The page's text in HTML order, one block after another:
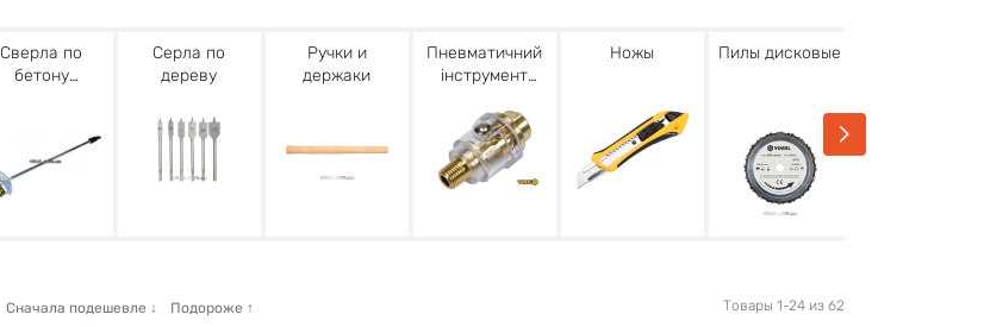
Сверла по
бетону
Серла по
дереву
Ручки и
держаки
Пневматичний
інструмент
Ножы Пилы дисковые
Сначала подешевле ↓ Подороже ↑ Товары 1-24 из 62